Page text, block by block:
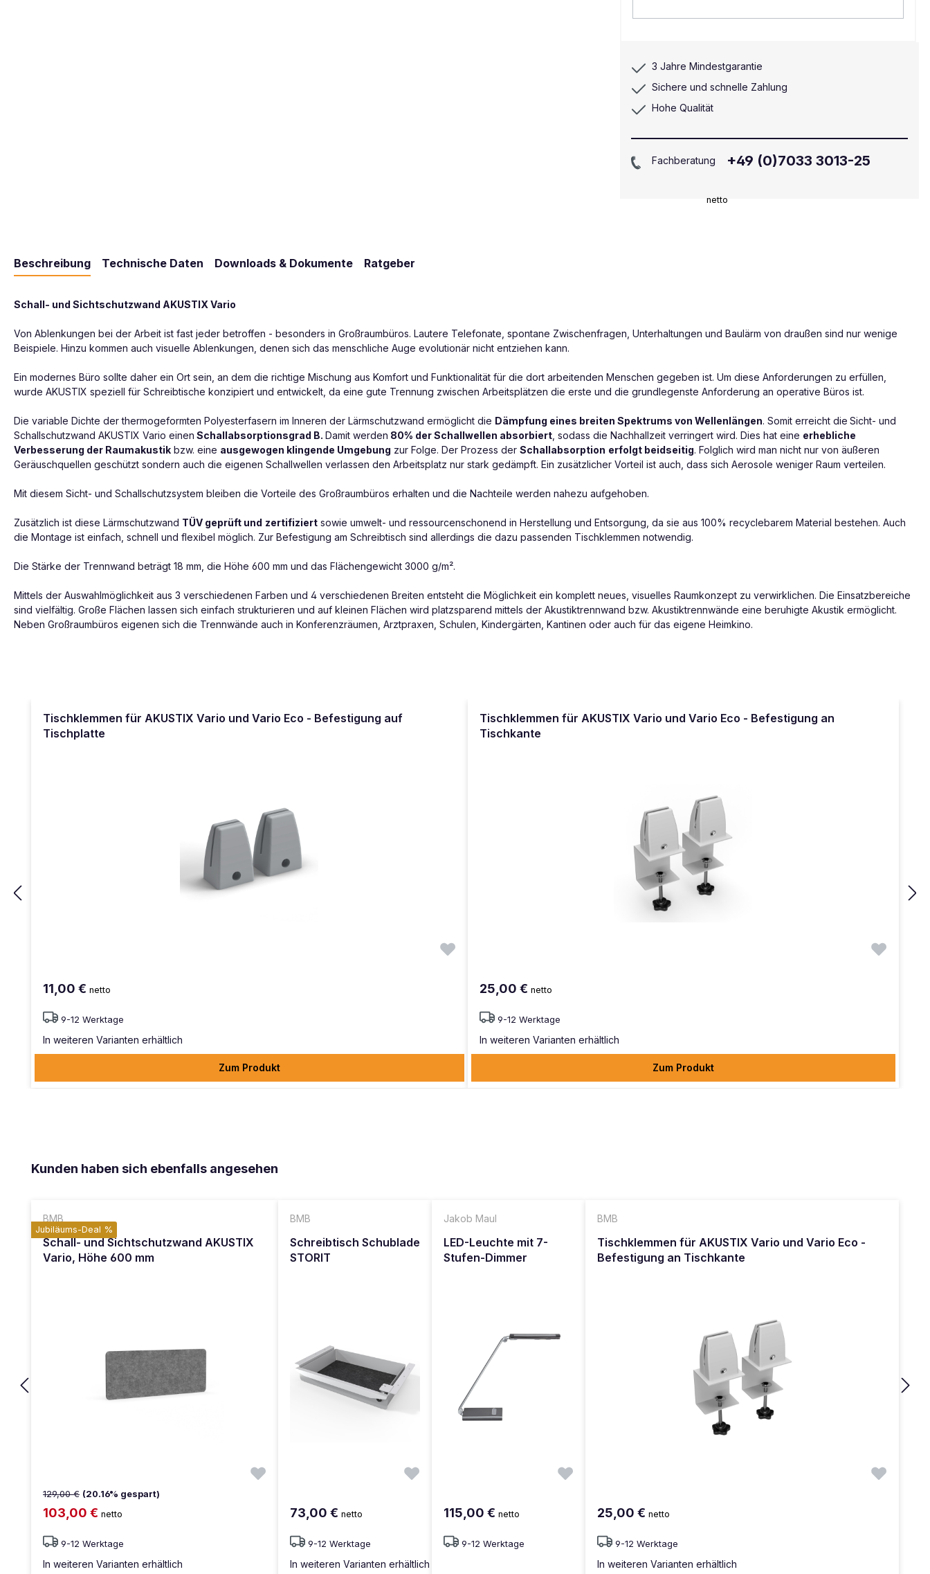
netto
3 Jahre Mindestgarantie
Sichere und schnelle Zahlung
Hohe Qualität
Fachberatung +49 (0)7033 3013-25
Beschreibung Technische Daten Downloads & Dokumente Ratgeber
Schall- und Sichtschutzwand AKUSTIX Vario
Von Ablenkungen bei der Arbeit ist fast jeder betroffen - besonders in Großraumbüros. Lautere Telefonate, spontane Zwischenfragen, Unterhaltungen und Baulärm von draußen sind nur wenige
Beispiele. Hinzu kommen auch visuelle Ablenkungen, denen sich das menschliche Auge evolutionär nicht entziehen kann.
Ein modernes Büro sollte daher ein Ort sein, an dem die richtige Mischung aus Komfort und Funktionalität für die dort arbeitenden Menschen gegeben ist. Um diese Anforderungen zu erfüllen,
wurde AKUSTIX speziell für Schreibtische konzipiert und entwickelt, da eine gute Trennung zwischen Arbeitsplätzen die erste und die grundlegenste Anforderung an operative Büros ist.
Die variable Dichte der thermogeformten Polyesterfasern im Inneren der Lärmschutzwand ermöglicht die Dämpfung eines breiten Spektrums von Wellenlängen. Somit erreicht die Sicht- und
Schallschutzwand AKUSTIX Vario einen Schallabsorptionsgrad B. Damit werden 80% der Schallwellen absorbiert , sodass die Nachhallzeit verringert wird. Dies hat eine erhebliche
Verbesserung der Raumakustik bzw. eine ausgewogen klingende Umgebung zur Folge. Der Prozess der Schallabsorption erfolgt beidseitig. Folglich wird man nicht nur von äußeren
Geräuschquellen geschützt sondern auch die eigenen Schallwellen verlassen den Arbeitsplatz nur stark gedämpft. Ein zusätzlicher Vorteil ist auch, dass sich Aerosole weniger Raum verteilen.
Mit diesem Sicht- und Schallschutzsystem bleiben die Vorteile des Großraumbüros erhalten und die Nachteile werden nahezu aufgehoben.
Zusätzlich ist diese Lärmschutzwand TÜV geprüft und zertifiziert sowie umwelt- und ressourcenschonend in Herstellung und Entsorgung, da sie aus 100% recyclebarem Material bestehen. Auch
die Montage ist einfach, schnell und flexibel möglich. Zur Befestigung am Schreibtisch sind allerdings die dazu passenden Tischklemmen notwendig.
Die Stärke der Trennwand beträgt 18 mm, die Höhe 600 mm und das Flächengewicht 3000 g/m².
Mittels der Auswahlmöglichkeit aus 3 verschiedenen Farben und 4 verschiedenen Breiten entsteht die Möglichkeit ein komplett neues, visuelles Raumkonzept zu verwirklichen. Die Einsatzbereiche
sind vielfältig. Große Flächen lassen sich einfach strukturieren und auf kleinen Flächen wird platzsparend mittels der Akustiktrennwand bzw. Akustiktrennwände eine beruhigte Akustik ermöglicht.
Neben Großraumbüros eigenen sich die Trennwände auch in Konferenzräumen, Arztpraxen, Schulen, Kindergärten, Kantinen oder auch für das eigene Heimkino.
Tischklemmen für AKUSTIX Vario und Vario Eco - Befestigung auf
Tischplatte
11,00 € netto
9-12 Werktage
In weiteren Varianten erhältlich
Zum Produkt
Tischklemmen für AKUSTIX Vario und Vario Eco - Befestigung an
Tischkante
25,00 € netto
9-12 Werktage
In weiteren Varianten erhältlich
Zum Produkt
Produktgalerie überspringen
Kunden haben sich ebenfalls angesehen
BMB
Jubiläums-Deal %
Schall- und Sichtschutzwand AKUSTIX
Vario, Höhe 600 mm
129,00 € (20.16% gespart)
103,00 € netto
9-12 Werktage
In weiteren Varianten erhältlich
BMB
Schreibtisch Schublade
STORIT
73,00 € netto
9-12 Werktage
In weiteren Varianten erhältlich
Jakob Maul
LED-Leuchte mit 7-
Stufen-Dimmer
115,00 € netto
9-12 Werktage
BMB
Tischklemmen für AKUSTIX Vario und Vario Eco -
Befestigung an Tischkante
25,00 €netto
9-12 Werktage
In weiteren Varianten erhältlich